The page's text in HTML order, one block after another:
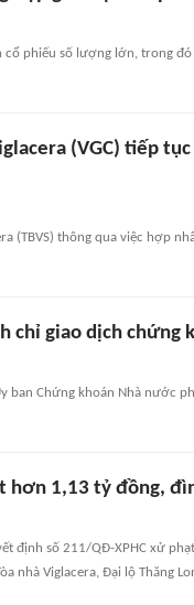
phiếu số lượng lớn, trong
(VGC) tiếp
(TBVS) thông qua việc hợp
chỉ giao dịch chứng
ban Chứng khoán Nhà nước
hơn 1,13 tỷ đồng,
định số 211/QĐ-XPHC xử
nhà Viglacera, Đại lộ Thăng